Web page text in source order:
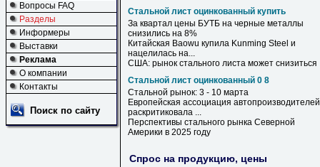
Вопросы FAQ
Разделы
Информеры
Выставки
Реклама
О компании
Контакты
Поиск по сайту
Стальной лист оцинкованный купить
За квартал цены БУТБ на черные металлы
снизились на 8%
Китайская Baowu купила Kunming Steel и
нацелилась на...
США: рынок стального листа может снизиться
Стальной лист оцинкованный 0 8
Стальной рынок: 3 - 10 марта
Европейская ассоциация автопроизводителей
раскритиковала ...
Перспективы стального рынка Северной
Америки в 2025 году
Спрос на продукцию, цены